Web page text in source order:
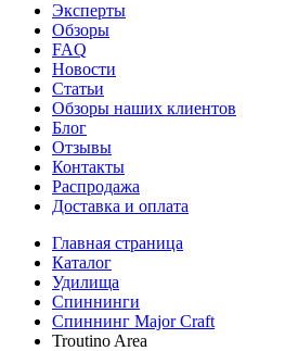
Эксперты
Обзоры
FAQ
Новости
Статьи
Обзоры наших клиентов
Блог
Отзывы
Контакты
Распродажа
Доставка и оплата
Главная страница
Каталог
Удилища
Спиннинги
Спиннинг Major Craft
Troutino Area